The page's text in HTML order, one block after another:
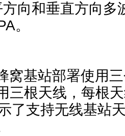
方向和垂直方向多
。
窝基站部署使用
三根天线，每根
了支持无线基站